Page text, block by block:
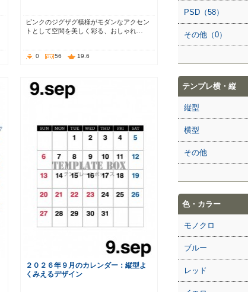
ピンクのジグザグ模様がモダンなアクセン
トとして空間を美しく彩る、おしゃれ…
0 56 19.6
２０２６年９月のカレンダー：縦型よ
くみえるデザイン
PSD（58）
その他（0）
テンプレ横・縦
縦型
横型
その他
色・カラー
モノクロ
ブルー
レッド